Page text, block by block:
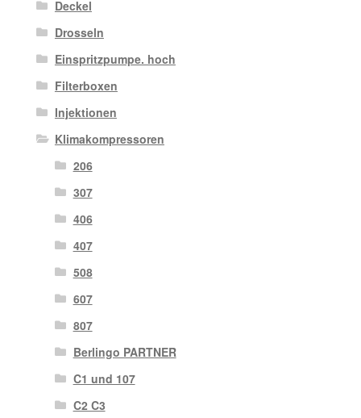
Deckel
Drosseln
Einspritzpumpe. hoch
Filterboxen
Injektionen
Klimakompressoren
206
307
406
407
508
607
807
Berlingo PARTNER
C1 und 107
C2 C3